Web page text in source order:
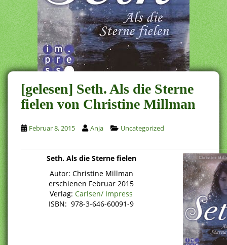
[gelesen] Seth. Als die Sterne
fielen von Christine Millman
Februar 8, 2015 Anja Uncategorized
Seth. Als die Sterne fielen
Autor: Christine Millman
erschienen Februar 2015
Verlag: Carlsen/ Impress
ISBN: 978-3-646-60091-9